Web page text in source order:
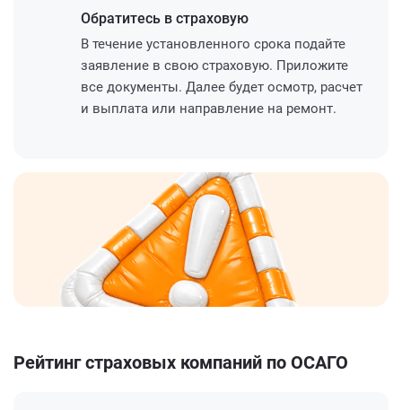
Обратитесь в страховую
В течение установленного срока подайте
заявление в свою страховую. Приложите
все документы. Далее будет осмотр, расчет
и выплата или направление на ремонт.
Рейтинг страховых компаний по ОСАГО